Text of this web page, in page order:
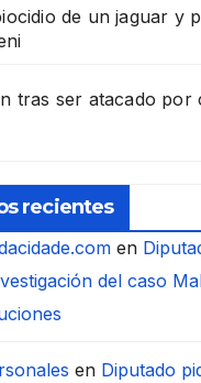
de un jaguar y
tras ser atacado por
recientes
en
del caso
en Diputado